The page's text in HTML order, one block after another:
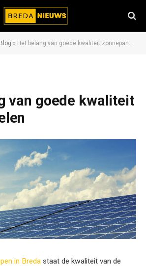
Blog » Het belang van goede kwaliteit zonnepanelen
van goede kwaliteit
in Breda staat de kwaliteit van de